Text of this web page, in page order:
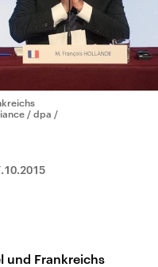
/ dpa /
und Frankreichs